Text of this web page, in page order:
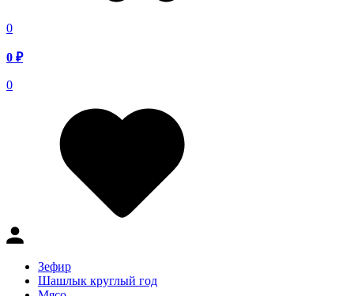
0
0 ₽
0
Зефир
Шашлык круглый год